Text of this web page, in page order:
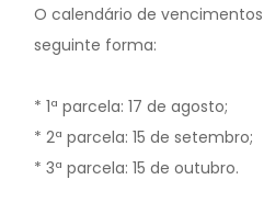
O calendário de
seguinte forma:
* 1ª parcela: 17 de agosto;
* 2ª parcela: 15 de setembro;
* 3ª parcela: 15 de outubro.